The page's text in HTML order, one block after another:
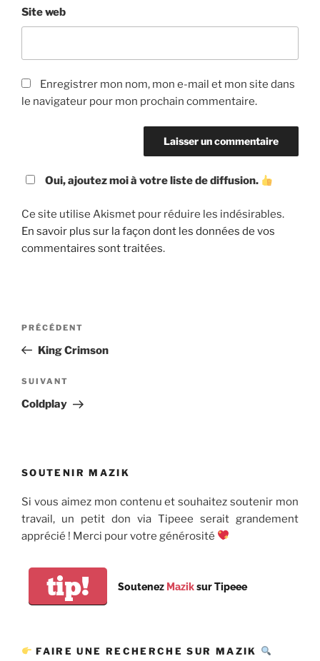
Site web
Enregistrer mon nom, mon e-mail et mon site dans
le navigateur pour mon prochain commentaire.
Oui, ajoutez moi à votre liste de diffusion.
Ce site utilise Akismet pour réduire les indésirables.
En savoir plus sur la façon dont les données de vos
commentaires sont traitées.
Navigation
l’article
Article
précédent
PRÉCÉDENT
King Crimson
Article
suivant
SUIVANT
Coldplay
SOUTENIR MAZIK
Si vous aimez mon contenu et souhaitez soutenir mon
travail, un petit don via Tipeee serait grandement
apprécié ! Merci pour votre générosité
tip! Soutenez Maziksur Tipeee
FAIRE UNE RECHERCHE SUR MAZIK